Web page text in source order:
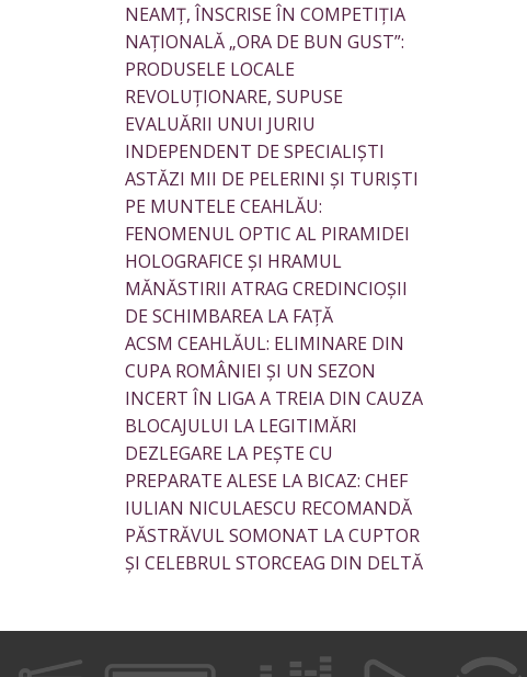
NEAMȚ, ÎNSCRISE ÎN COMPETIȚIA
NAȚIONALĂ „ORA DE BUN GUST”:
PRODUSELE LOCALE
REVOLUȚIONARE, SUPUSE
EVALUĂRII UNUI JURIU
INDEPENDENT DE SPECIALIȘTI
ASTĂZI MII DE PELERINI ȘI TURIȘTI
PE MUNTELE CEAHLĂU:
FENOMENUL OPTIC AL PIRAMIDEI
HOLOGRAFICE ȘI HRAMUL
MĂNĂSTIRII ATRAG CREDINCIOȘII
DE SCHIMBAREA LA FAȚĂ
ACSM CEAHLĂUL: ELIMINARE DIN
CUPA ROMÂNIEI ȘI UN SEZON
INCERT ÎN LIGA A TREIA DIN CAUZA
BLOCAJULUI LA LEGITIMĂRI
DEZLEGARE LA PEȘTE CU
PREPARATE ALESE LA BICAZ: CHEF
IULIAN NICULAESCU RECOMANDĂ
PĂSTRĂVUL SOMONAT LA CUPTOR
ȘI CELEBRUL STORCEAG DIN DELTĂ